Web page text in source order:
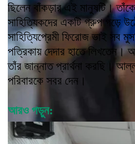
ছিলেন বাঁকড়ার এই মানুষটি।
সাহিত্যিকদের একটি গ্রুপ গড়ে
সাহিত্যিপ্রেমী ফিরোজ ভাই সব
পত্রিকায় দেদার হাতে
তাঁর জান্নাত প্রার্থনা করছি।
পরিবারকে সবর দেন।
আরও পড়ুন: